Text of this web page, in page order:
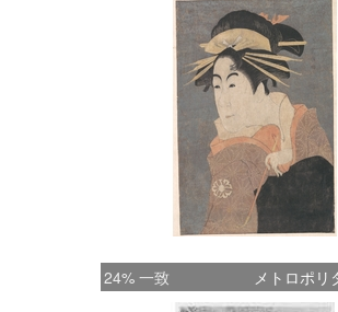
24% 一致 メトロポリ